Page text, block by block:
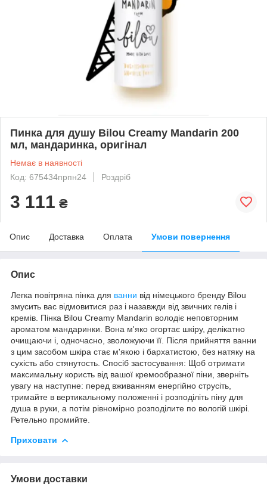
Пинка для душу Bilou Creamy Mandarin 200
мл, мандаринка, оригінал
Немає в наявності
Код: 675434прпн24
Роздріб
3 111 ₴
Опис Доставка Оплата Умови повернення
Опис
Легка повітряна пінка для ванни від німецького бренду Bilou
змусить вас відмовитися раз і назавжди від звичних гелів і
кремів. Пінка Bilou Creamy Mandarin володіє неповторним
ароматом мандаринки. Вона м'яко огортає шкіру, делікатно
очищаючи і, одночасно, зволожуючи її. Після прийняття ванни
з цим засобом шкіра стає м'якою і бархатистою, без натяку на
сухість або стянутость. Спосіб застосування: Щоб отримати
максимальну користь від вашої кремообразної піни, зверніть
увагу на наступне: перед вживанням енергійно струсіть,
тримайте в вертикальному положенні і розподіліть піну для
душа в руки, а потім рівномірно розподілите по вологій шкірі.
Ретельно промийте.
Приховати
Умови доставки